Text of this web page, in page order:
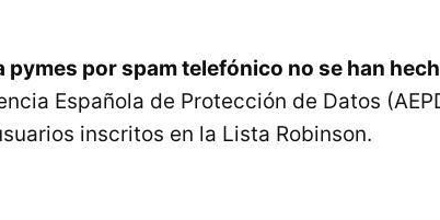
pymes por spam telefónico no se han
Española de Protección de Datos
inscritos en la Lista Robinson.